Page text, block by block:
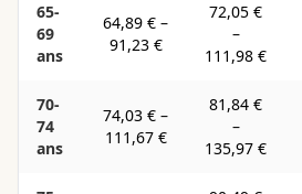
65-
69
ans
64,89 € –
91,23 €
72,05 €
–
111,98 €
70-
74
ans
74,03 € –
111,67 €
81,84 €
–
135,97 €